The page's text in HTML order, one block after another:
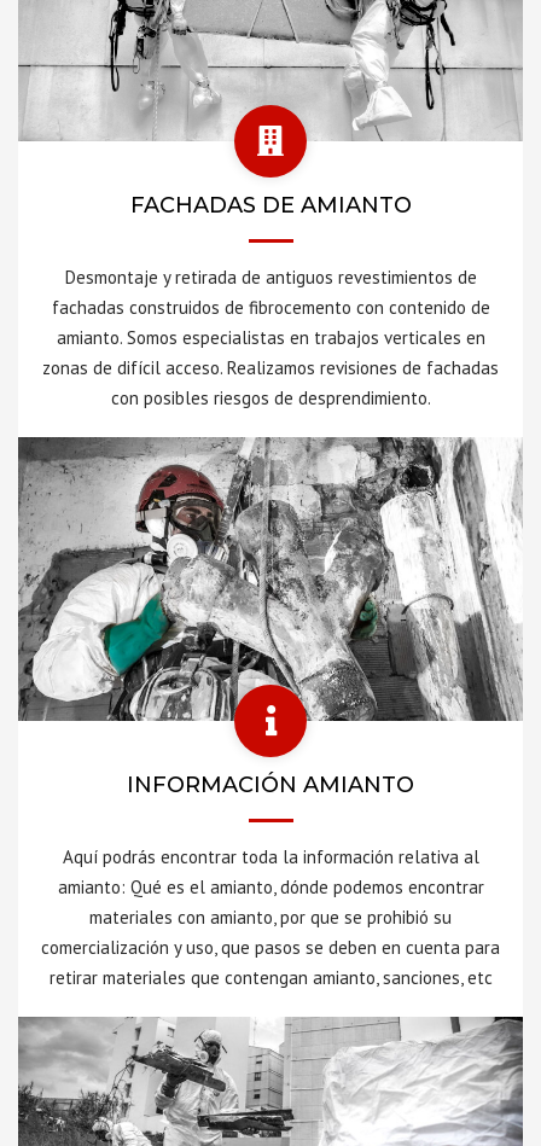
FACHADAS DE AMIANTO
Desmontaje y retirada de antiguos revestimientos de
fachadas construidos de fibrocemento con contenido de
amianto. Somos especialistas en trabajos verticales en
zonas de difícil acceso. Realizamos revisiones de fachadas
con posibles riesgos de desprendimiento.
INFORMACIÓN AMIANTO
Aquí podrás encontrar toda la información relativa al
amianto: Qué es el amianto, dónde podemos encontrar
materiales con amianto, por que se prohibió su
comercialización y uso, que pasos se deben en cuenta para
retirar materiales que contengan amianto, sanciones, etc